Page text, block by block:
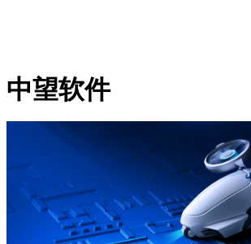
中望软件
中望CAD+
从工具到平台 打造行业解决方案